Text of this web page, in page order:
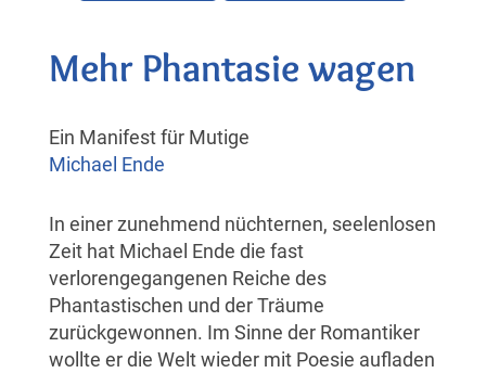
Mehr Phantasie wagen
Ein Manifest für Mutige
Michael Ende
In einer zunehmend nüchternen, seelenlosen
Zeit hat Michael Ende die fast
verlorengegangenen Reiche des
Phantastischen und der Träume
zurückgewonnen. Im Sinne der Romantiker
wollte er die Welt wieder mit Poesie aufladen